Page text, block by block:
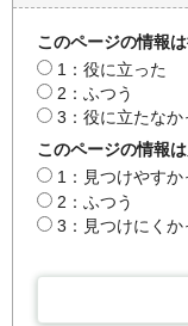
このページの情報
1：役に立った
2：ふつう
3：役に立たなか
このページの情報
1：見つけやすか
2：ふつう
3：見つけにくか